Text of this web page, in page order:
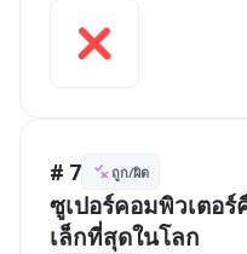
# 7 ถูก/ผิด
ซูเปอร์คอมพิวเตอ
เล็กที่สุดในโลก